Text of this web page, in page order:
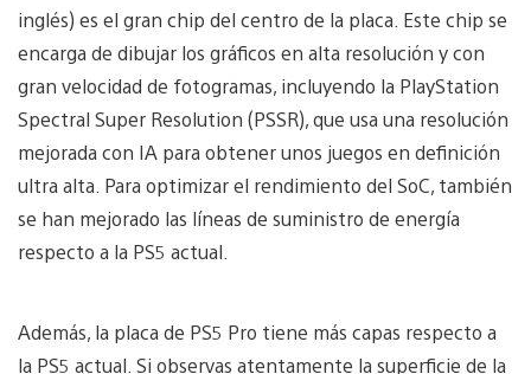
inglés) es el gran chip del centro de la placa. Este chip se
encarga de dibujar los gráficos en alta resolución y con
gran velocidad de fotogramas, incluyendo la PlayStation
Spectral Super Resolution (PSSR), que usa una resolución
mejorada con IA para obtener unos juegos en definición
ultra alta. Para optimizar el rendimiento del SoC, también
se han mejorado las líneas de suministro de energía
respecto a la PS5 actual.
Además, la placa de PS5 Pro tiene más capas respecto a
la PS5 actual. Si observas atentamente la superficie de la